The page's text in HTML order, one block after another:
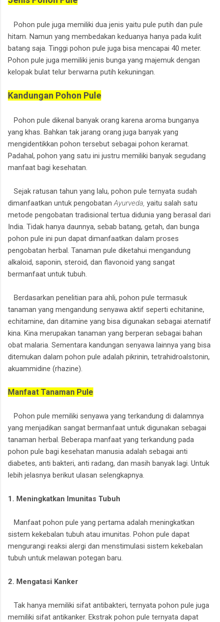
Pohon pule juga memiliki dua jenis yaitu pule putih dan pule
hitam. Namun yang membedakan keduanya hanya pada kulit
batang saja. Tinggi pohon pule juga bisa mencapai 40 meter.
Pohon pule juga memiliki jenis bunga yang majemuk dengan
kelopak bulat telur berwarna putih kekuningan.
Kandungan Pohon Pule
Pohon pule dikenal banyak orang karena aroma bunganya
yang khas. Bahkan tak jarang orang juga banyak yang
mengidentikkan pohon tersebut sebagai pohon keramat.
Padahal, pohon yang satu ini justru memiliki banyak segudang
manfaat bagi kesehatan.
Sejak ratusan tahun yang lalu, pohon pule ternyata sudah
dimanfaatkan untuk pengobatanAyurveda, yaitu salah satu
metode pengobatan tradisional tertua didunia yang berasal dari
India. Tidak hanya daunnya, sebab batang, getah, dan bunga
pohon pule ini pun dapat dimanfaatkan dalam proses
pengobatan herbal. Tanaman pule diketahui mengandung
alkaloid, saponin, steroid, dan flavonoid yang sangat
bermanfaat untuk tubuh.
Berdasarkan penelitian para ahli, pohon pule termasuk
tanaman yang mengandung senyawa aktif seperti echitanine,
echitamine, dan ditamine yang bisa digunakan sebagai aternatif
kina. Kina merupakan tanaman yang berperan sebagai bahan
obat malaria. Sementara kandungan senyawa lainnya yang bisa
ditemukan dalam pohon pule adalah pikrinin, tetrahidroalstonin,
akuammidine (rhazine).
Manfaat Tanaman Pule
Pohon pule memiliki senyawa yang terkandung di dalamnya
yang menjadikan sangat bermanfaat untuk digunakan sebagai
tanaman herbal. Beberapa manfaat yang terkandung pada
pohon pule bagi kesehatan manusia adalah sebagai anti
diabetes, anti bakteri, anti radang, dan masih banyak lagi. Untuk
lebih jelasnya berikut ulasan selengkapnya.
1. Meningkatkan Imunitas Tubuh
Manfaat pohon pule yang pertama adalah meningkatkan
sistem kekebalan tubuh atau imunitas. Pohon pule dapat
mengurangi reaksi alergi dan menstimulasi sistem kekebalan
tubuh untuk melawan potegan baru.
2. Mengatasi Kanker
Tak hanya memiliki sifat antibakteri, ternyata pohon pule juga
memiliki sifat antikanker. Ekstrak pohon pule ternyata dapat